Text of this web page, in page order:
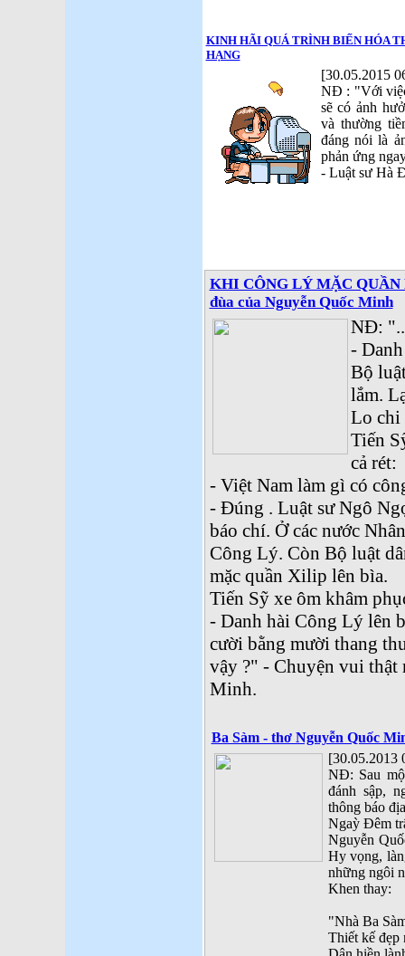
KINH HÃI QUÁ TRÌNH BIẾN HÓA
HẠNG
[30.05.2015
NĐ : "Với
sẽ có ảnh
và thường
đáng nói là
phản ứng
- Luật sư Hà
KHI CÔNG LÝ MẶC QUẦN
đùa của Nguyễn Quốc Minh
NĐ:
-
Bộ
lắm.
Lo chi
Tiến
cả rét:
- Việt Nam làm gì có
- Đúng . Luật sư Ngô
báo chí. Ở các nước
Công Lý. Còn Bộ luật
mặc quần Xilip lên bìa.
Tiến Sỹ xe ôm khâm
- Danh hài Công Lý lên
cười bằng mười thang
vậy ?" - Chuyện vui thật
Minh.
Ba Sàm - thơ Nguyễn Quốc
[30.05.2013
NĐ: Sau
đánh sập,
thông báo
Ngaỳ Đêm
Nguyễn
Hy vọng,
những ngôi
Khen thay:
"Nhà Ba
Thiết kế đẹp